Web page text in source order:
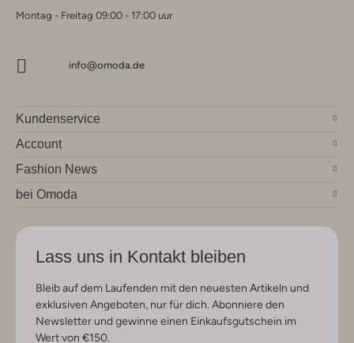
Montag - Freitag 09:00 - 17:00 uur
info@omoda.de
Kundenservice
Account
Fashion News
bei Omoda
Lass uns in Kontakt bleiben
Bleib auf dem Laufenden mit den neuesten Artikeln und
exklusiven Angeboten, nur für dich. Abonniere den
Newsletter und gewinne einen Einkaufsgutschein im
Wert von €150.